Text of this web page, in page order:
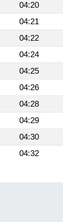
04:20
04:21
04:22
04:24
04:25
04:26
04:28
04:29
04:30
04:32